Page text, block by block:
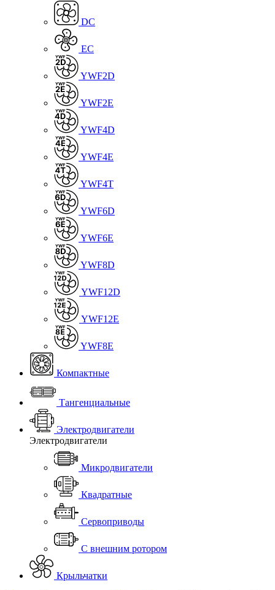
DC
EC
YWF2D
YWF2E
YWF4D
YWF4E
YWF4T
YWF6D
YWF6E
YWF8D
YWF12D
YWF12E
YWF8E
Компактные
Тангенциальные
Электродвигатели
Электродвигатели
Микродвигатели
Квадратные
Сервоприводы
С внешним ротором
Крыльчатки